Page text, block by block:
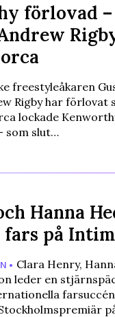
förlovad –
freestyleåkaren
Rigby har förlovat
lockade
som slut…
Hanna
fars på
• Clara Henry,
leder en